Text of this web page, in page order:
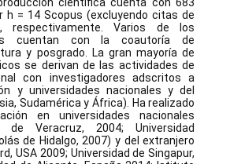
= 14 Scopus (excluyendo citas de
respectivamente. Varios de los
cuentan con la coautoría de
y posgrado. La gran mayoría de
se derivan de las actividades de
con investigadores adscritos a
y universidades nacionales y del
Sudamérica y África). Ha realizado
en universidades nacionales
de Veracruz, 2004; Universidad
de Hidalgo, 2007) y del extranjero
USA 2009; Universidad de Singapur,